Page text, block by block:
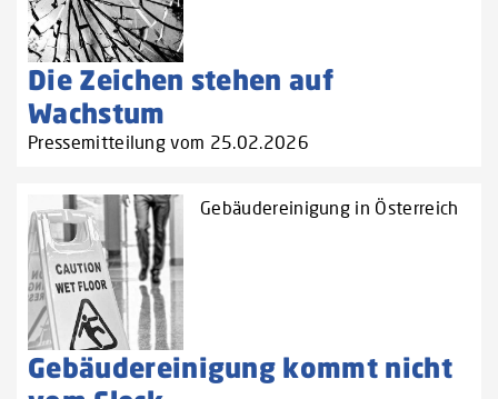
Die Zeichen stehen auf
Wachstum
Pressemitteilung vom 25.02.2026
Gebäudereinigung in Österreich
Gebäudereinigung kommt nicht